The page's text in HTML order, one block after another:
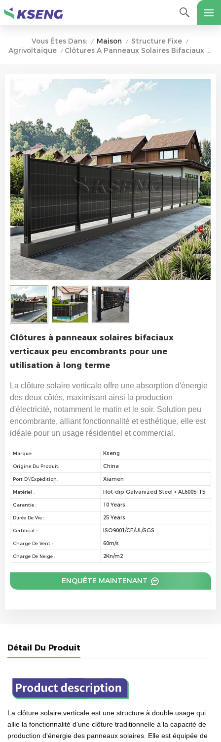
Vous Êtes Dans: / Maison / Structure Fixe /
Agrivoltaïque / Clôtures À Panneaux Solaires Bifaciaux Verticaux Peu Encombrants Pour Une Utilisation À Long Terme
Clôtures à panneaux solaires bifaciaux
verticaux peu encombrants pour une
utilisation à long terme
La clôture solaire verticale offre une absorption d'énergie
des deux côtés, maximisant ainsi la production
d'électricité, notamment le matin et le soir. Solution peu
encombrante, alliant fonctionnalité et esthétique, elle est
idéale pour un usage résidentiel et commercial.
Marque: Kseng
Origine Du Produit: China
Port D\'expédition: Xiamen
Matériel : Hot-dip Galvanized Steel + AL6005-T5
Garantie : 10 Years
Durée De Vie : 25 Years
Certificat : ISO9001/CE/UL/SGS
Charge De Vent : 60m/s
Charge De Neige : 2Kn/m2
ENQUÊTE MAINTENANT
Détail Du Produit
La clôture solaire verticale est une structure à double usage qui
allie la fonctionnalité d'une clôture traditionnelle à la capacité de
production d'énergie des panneaux solaires. Elle est équipée de